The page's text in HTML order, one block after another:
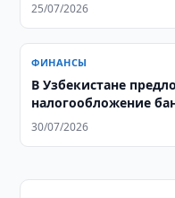
25/07/2026
ФИНАНСЫ
В Узбекистане
налогообложение
30/07/2026